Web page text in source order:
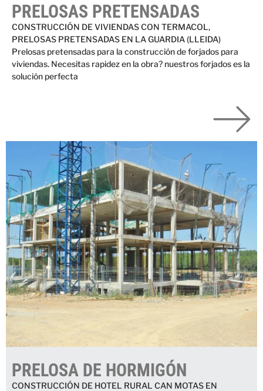
PRELOSAS PRETENSADAS
CONSTRUCCIÓN DE VIVIENDAS CON TERMACOL,
PRELOSAS PRETENSADAS EN LA GUARDIA (LLEIDA)
Prelosas pretensadas para la construcción de forjados para
viviendas. Necesitas rapidez en la obra? nuestros forjados es la
solución perfecta
PRELOSA DE HORMIGÓN
CONSTRUCCIÓN DE HOTEL RURAL CAN MOTAS EN